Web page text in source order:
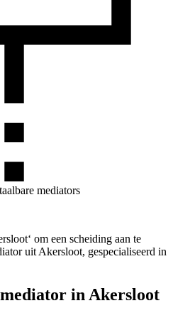
mediators
om een scheiding aan te
uit Akersloot, gespecialiseerd in
in Akersloot